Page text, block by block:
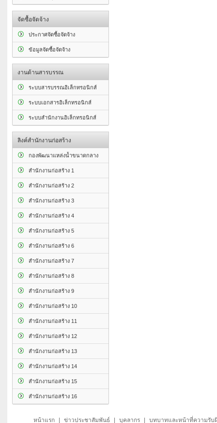
จัดซื้อจัดจ้าง
ประกาศจัดซื้อจัดจ้าง
ข้อมูลจัดซื้อจัดจ้าง
งานด้านสารบรรณ
ระบบสารบรรณอิเล็กทรอนิกส์
ระบบเอกสารอิเล็กทรอนิกส์
ระบบสำนักงานอิเล็กทรอนิกส์
ลิงค์สำนักงานก่อสร้าง
กองพัฒนาแหล่งน้ำขนาดกลาง
สำนักงานก่อสร้าง 1
สำนักงานก่อสร้าง 2
สำนักงานก่อสร้าง 3
สำนักงานก่อสร้าง 4
สำนักงานก่อสร้าง 5
สำนักงานก่อสร้าง 6
สำนักงานก่อสร้าง 7
สำนักงานก่อสร้าง 8
สำนักงานก่อสร้าง 9
สำนักงานก่อสร้าง 10
สำนักงานก่อสร้าง 11
สำนักงานก่อสร้าง 12
สำนักงานก่อสร้าง 13
สำนักงานก่อสร้าง 14
สำนักงานก่อสร้าง 15
สำนักงานก่อสร้าง 16
หน้าแรก ข่าวประชาสัมพันธ์ บุคลากร บทบาทและหน้าที่ความรั